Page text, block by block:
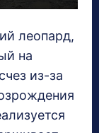
леопард,
на
из-за